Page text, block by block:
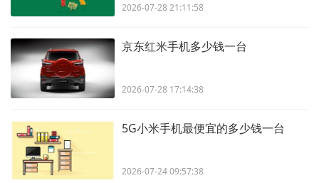
2026-07-28 21:11:58
京东红米手机多少钱一台
2026-07-28 17:14:38
5G小米手机最便宜的多少钱一台
2026-07-24 09:57:38